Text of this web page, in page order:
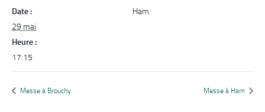
Date :
29 mai
Heure :
17:15
Ham
Messe à Brouchy Messe à Ham